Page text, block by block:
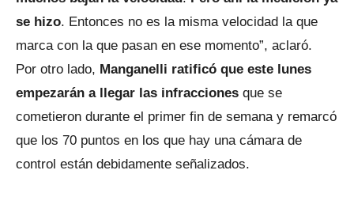
se hizo. Entonces no es la misma velocidad la que
marca con la que pasan en ese momento”, aclaró.
Por otro lado, Manganelli ratificó que este lunes
empezarán a llegar las infracciones que se
cometieron durante el primer fin de semana y remarcó
que los 70 puntos en los que hay una cámara de
control están debidamente señalizados.